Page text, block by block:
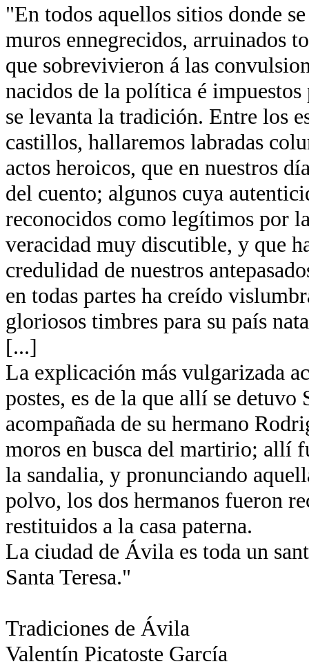
"En todos aquellos sitios donde
muros ennegrecidos, arruinados
que sobrevivieron á las
nacidos de la política é
se levanta la tradición. Entre los
castillos, hallaremos labradas
actos heroicos, que en nuestros
del cuento; algunos cuya
reconocidos como legítimos por
veracidad muy discutible, y que
credulidad de nuestros
en todas partes ha creído
gloriosos timbres para su país
[...]
La explicación más vulgarizada
postes, es de la que allí se detuvo
acompañada de su hermano
moros en busca del martirio; allí
la sandalia, y pronunciando
polvo, los dos hermanos fueron
restituidos a la casa paterna.
La ciudad de Ávila es toda un
Santa Teresa."
Tradiciones de Ávila
Valentín Picatoste García